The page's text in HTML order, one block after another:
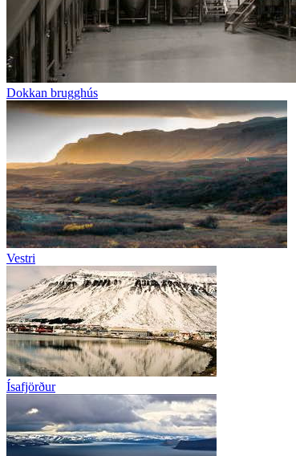
Dokkan brugghús
Vestri
Ísafjörður